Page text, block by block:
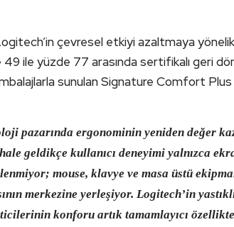
çevresel etkiyi azaltmaya yönelik
49 ile yüzde 77 arasında sertifikalı geri
sunulan Signature Comfort
pazarında ergonominin yeniden değer
geldikçe kullanıcı deneyimi yalnızca
mouse, klavye ve masa üstü
merkezine yerleşiyor. Logitech’in
konforu artık tamamlayıcı